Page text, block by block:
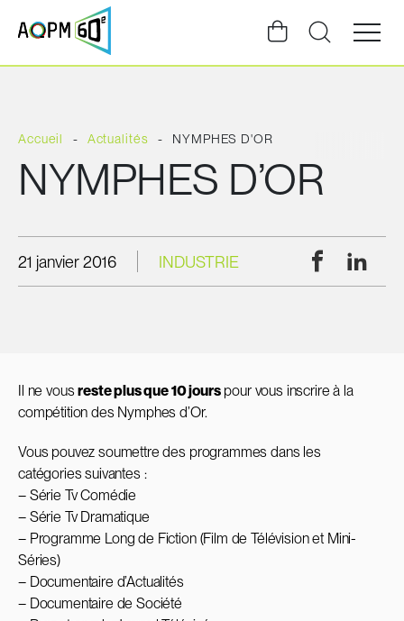
Ouvrir
la
du
Accueil Actualités NYMPHES D'OR
NYMPHES D’OR
21 janvier 2016 INDUSTRIE Facebook
Il ne vousreste plus que 10 jourspour vous inscrire à la
compétition des Nymphes d’Or.
Vous pouvez soumettre des programmes dans les
catégories suivantes :
– Série Tv Comédie
– Série Tv Dramatique
– Programme Long de Fiction (Film de Télévision et Mini-
Séries)
– Documentaire d’Actualités
– Documentaire de Société